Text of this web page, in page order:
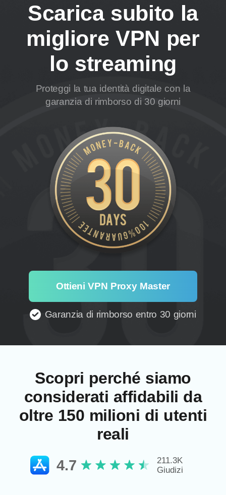
Scarica subito la
migliore VPN per
lo streaming
Proteggi la tua identità digitale con la
garanzia di rimborso di 30 giorni
Ottieni VPN Proxy Master
Garanzia di rimborso entro 30 giorni
Scopri perché siamo
considerati affidabili da
oltre 150 milioni di utenti
reali
4.7
211.3K
Giudizi